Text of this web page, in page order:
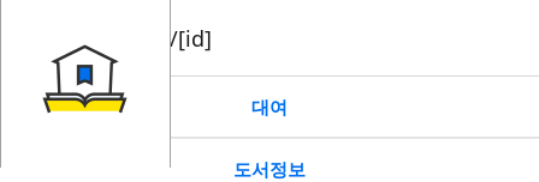
book/rent/[id]
대여
도서정보